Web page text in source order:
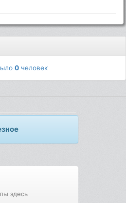
0 человек
здесь